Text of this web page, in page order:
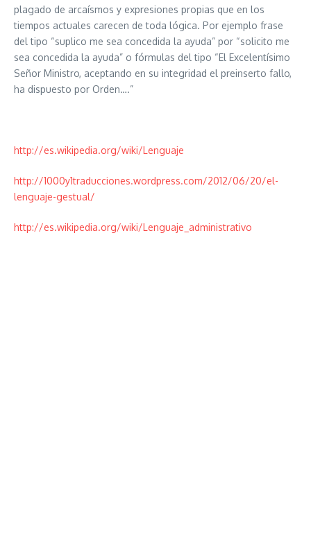
plagado de arcaísmos y expresiones propias que en los
tiempos actuales carecen de toda lógica. Por ejemplo frase
del tipo “suplico me sea concedida la ayuda” por “solicito me
sea concedida la ayuda” o fórmulas del tipo “El Excelentísimo
Señor Ministro, aceptando en su integridad el preinserto fallo,
ha dispuesto por Orden….”
http://es.wikipedia.org/wiki/Lenguaje
http://1000y1traducciones.wordpress.com/2012/06/20/el-
lenguaje-gestual/
http://es.wikipedia.org/wiki/Lenguaje_administrativo